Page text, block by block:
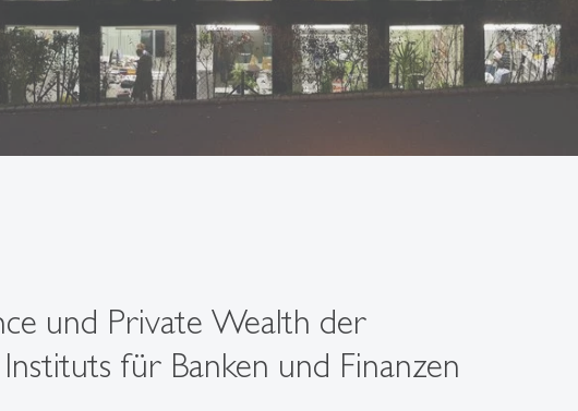
und Private Wealth der
für Banken und Finanzen